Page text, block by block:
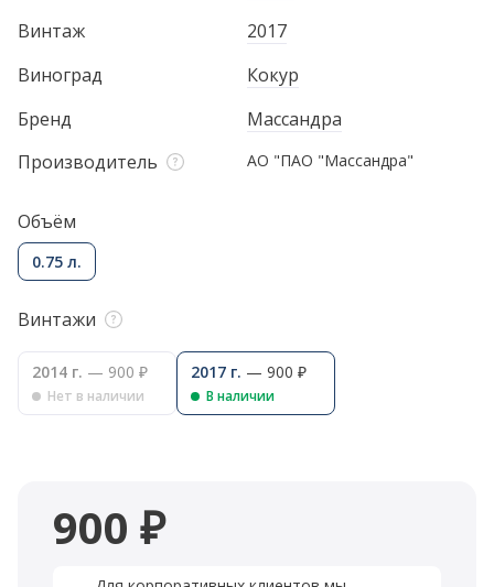
Винтаж
2017
Виноград
Кокур
Бренд
Массандра
Производитель
АО "ПАО "Массандра"
Объём
0.75 л.
Винтажи
2014 г. — 900 ₽
Нет в наличии
2017 г. — 900 ₽
В наличии
900 ₽